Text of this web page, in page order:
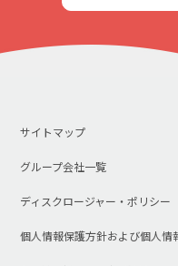
サイトマップ
グループ会社一覧
ディスクロージャー・ポリシー
個人情報保護方針および個人情